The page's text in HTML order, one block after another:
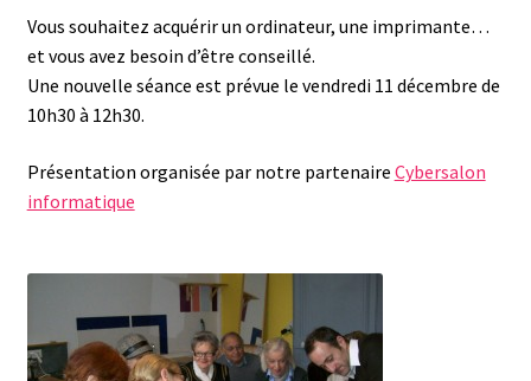
Vous souhaitez acquérir un ordinateur, une imprimante…
et vous avez besoin d’être conseillé.
Une nouvelle séance est prévue le vendredi 11 décembre de
10h30 à 12h30.
Présentation organisée par notre partenaire Cybersalon
informatique